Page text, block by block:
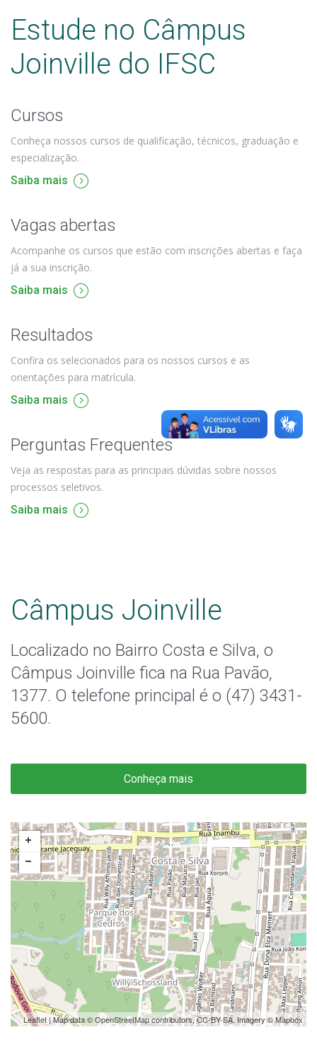
Estude no Câmpus
Joinville do IFSC
Cursos
Conheça nossos cursos de qualificação, técnicos, graduação e
especialização.
Saiba mais
Vagas abertas
Acompanhe os cursos que estão com inscrições abertas e faça
já a sua inscrição.
Saiba mais
Resultados
Confira os selecionados para os nossos cursos e as
orientações para matrícula.
Saiba mais
Perguntas Frequentes
Veja as respostas para as principais dúvidas sobre nossos
processos seletivos.
Saiba mais
Câmpus Joinville
Localizado no Bairro Costa e Silva, o
Câmpus Joinville fica na Rua Pavão,
1377. O telefone principal é o (47) 3431-
5600.
Conheça mais
Leaflet | Map data ©OpenStreetMapcontributors,CC-BY-SA, Imagery ©Mapbox